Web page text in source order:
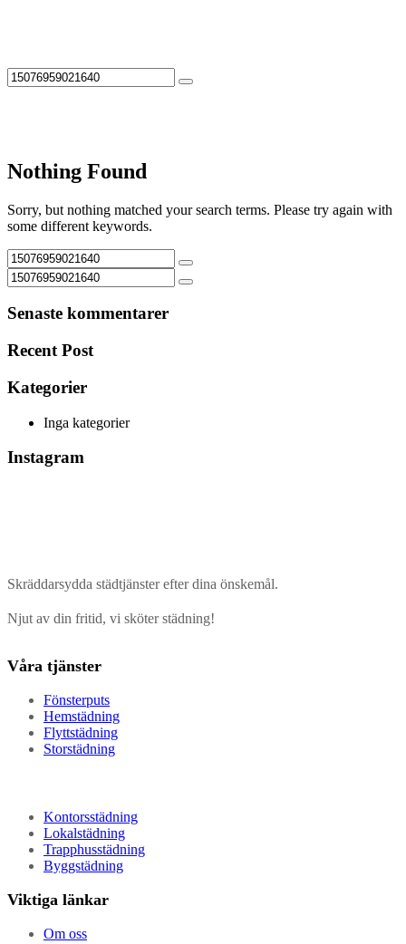
Nothing Found
Sorry, but nothing matched your search terms. Please try again with
some different keywords.
Senaste kommentarer
Recent Post
Kategorier
Inga kategorier
Instagram
Skräddarsydda städtjänster efter dina önskemål.
Njut av din fritid, vi sköter städning!
Våra tjänster
Fönsterputs
Hemstädning
Flyttstädning
Storstädning
Kontorsstädning
Lokalstädning
Trapphusstädning
Byggstädning
Viktiga länkar
Om oss